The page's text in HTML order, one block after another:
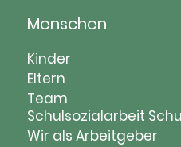
Menschen
Navigation
überspringen
Kinder
Eltern
Team
Schulsozialarbeit
Wir als Arbeitgeber